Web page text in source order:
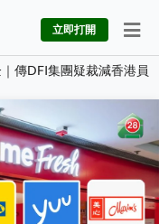
立即打開
傳DFI集團疑裁減香港員